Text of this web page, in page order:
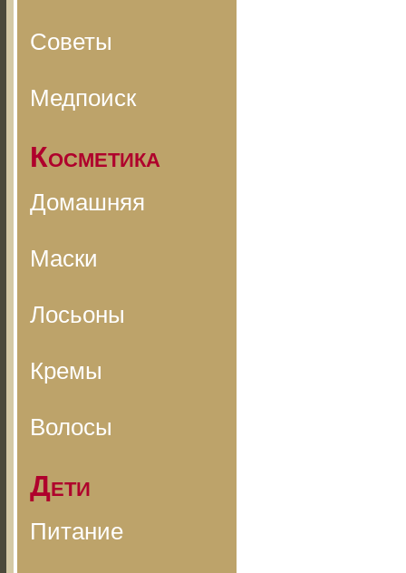
Советы
Медпоиск
Косметика
Домашняя
Маски
Лосьоны
Кремы
Волосы
Дети
Питание